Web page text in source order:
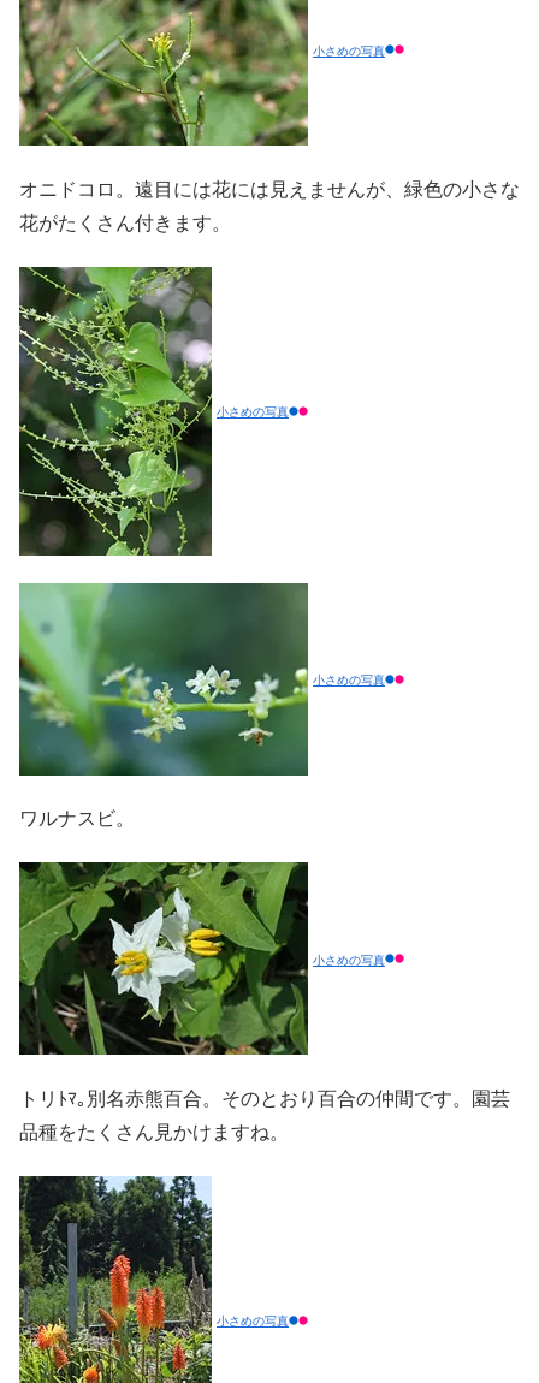
小さめの写真
オニドコロ。遠目には花には見えませんが、緑色の小さな
花がたくさん付きます。
小さめの写真
小さめの写真
ワルナスビ。
小さめの写真
トリﾄﾏ｡別名赤熊百合。そのとおり百合の仲間です。園芸
品種をたくさん見かけますね。
小さめの写真